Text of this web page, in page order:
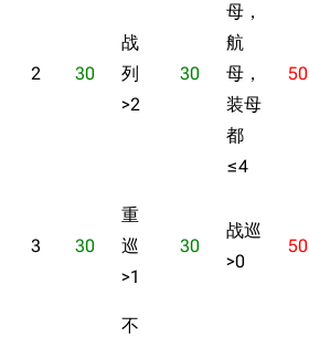
帮助
游戏系统
新手入门
推荐角色与游戏技
海域资料
2 30
战
列
>2
30
母，
航
母，
装母
都
≤4
50
3 30
重
巡
>1
30
战巡
>0
50
不